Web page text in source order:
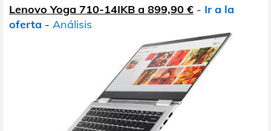
Lenovo Yoga 710-14IKB a 899,90 € - Ir a la
oferta - Análisis